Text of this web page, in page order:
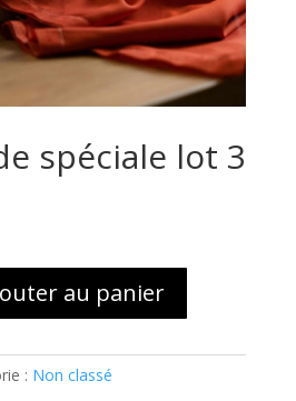
spéciale lot 3
au panier
: Non classé